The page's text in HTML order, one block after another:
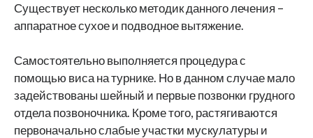
Существует несколько методик данного лечения –
аппаратное сухое и подводное вытяжение.
Самостоятельно выполняется процедура с
помощью виса на турнике. Но в данном случае мало
задействованы шейный и первые позвонки грудного
отдела позвоночника. Кроме того, растягиваются
первоначально слабые участки мускулатуры и